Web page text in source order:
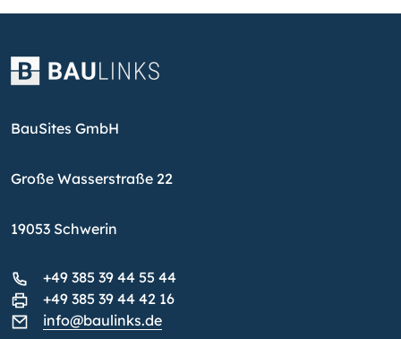
BauSites GmbH
Große Wasserstraße 22
19053 Schwerin
+49 385 39 44 55 44
+49 385 39 44 42 16
info@baulinks.de